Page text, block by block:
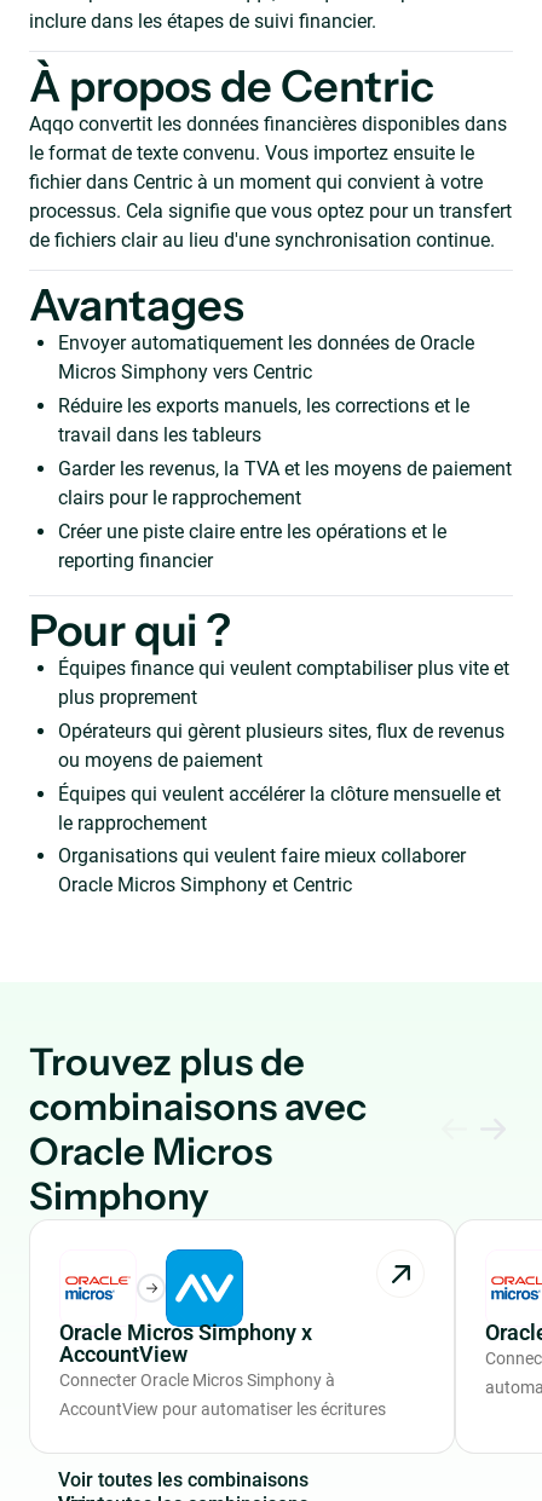
inclure dans les étapes de suivi financier.
À propos de Centric
Aqqo convertit les données financières disponibles dans
le format de texte convenu. Vous importez ensuite le
fichier dans Centric à un moment qui convient à votre
processus. Cela signifie que vous optez pour un transfert
de fichiers clair au lieu d'une synchronisation continue.
Avantages
Envoyer automatiquement les données de Oracle
Micros Simphony vers Centric
Réduire les exports manuels, les corrections et le
travail dans les tableurs
Garder les revenus, la TVA et les moyens de paiement
clairs pour le rapprochement
Créer une piste claire entre les opérations et le
reporting financier
Pour qui ?
Équipes finance qui veulent comptabiliser plus vite et
plus proprement
Opérateurs qui gèrent plusieurs sites, flux de revenus
ou moyens de paiement
Équipes qui veulent accélérer la clôture mensuelle et
le rapprochement
Organisations qui veulent faire mieux collaborer
Oracle Micros Simphony et Centric
Trouvez plus de
combinaisons avec
Oracle Micros
Simphony
Oracle Micros Simphony x
AccountView
Connecter Oracle Micros Simphony à
AccountView pour automatiser les écritures
Voir toutes es combinaisons